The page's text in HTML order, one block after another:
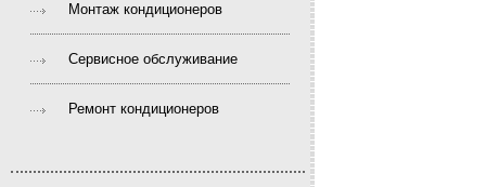
Монтаж кондиционеров
Сервисное обслуживание
Ремонт кондиционеров